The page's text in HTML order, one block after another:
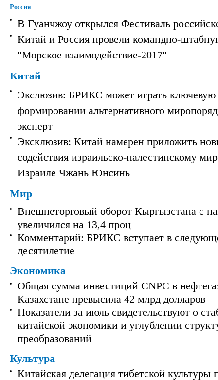
Россия
В Гуанчжоу открылся Фестиваль
Китай и Россия провели командно-
"Морское взаимодействие-2017"
Китай
Экслюзив: БРИКС может играть ключевую
формировании альтернативного
эксперт
Эксклюзив: Китай намерен приложить
содействия израильско-палестинскому
Израиле Чжань Юнсинь
Мир
Внешнеторговый оборот Кыргызстана с
увеличился на 13,4 проц
Комментарий: БРИКС вступает в
десятилетие
Экономика
Общая сумма инвестиций CNPC в
Казахстане превысила 42 млрд долларов
Показатели за июль свидетельствуют о
китайской экономики и углублении
преобразований
Культура
Китайская делегация тибетской культуры